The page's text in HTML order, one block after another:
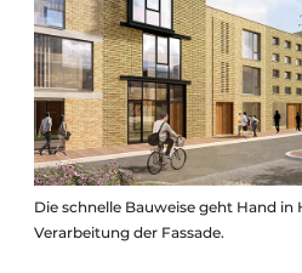
Die schnelle Bauweise geht Hand
Verarbeitung der Fassade.